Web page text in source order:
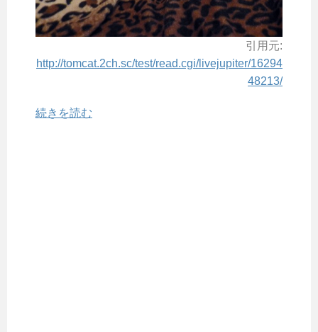
引用元:
http://tomcat.2ch.sc/test/read.cgi/livejupiter/16294
48213/
続きを読む